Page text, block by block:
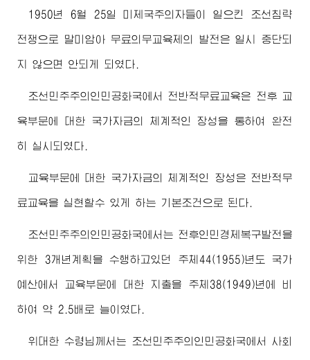
1950년 6월 25일 미제국주의자들이 일으킨 조선침략
전쟁으로 말미암아 무료의무교육제의 발전은 일시 중단되
지 않으면 안되게 되였다.
조선민주주의인민공화국에서 전반적무료교육은 전후 교
육부문에 대한 국가자금의 체계적인 장성을 통하여 완전
히 실시되였다.
교육부문에 대한 국가자금의 체계적인 장성은 전반적무
료교육을 실현할수 있게 하는 기본조건으로 된다.
조선민주주의인민공화국에서는 전후인민경제복구발전을
위한 3개년계획을 수행하고있던 주체44(1955)년도 국가
예산에서 교육부문에 대한 지출을 주체38(1949)년에 비
하여 약 2.5배로 늘이였다.
위대한 수령님께서는 조선민주주의인민공화국에서 사회